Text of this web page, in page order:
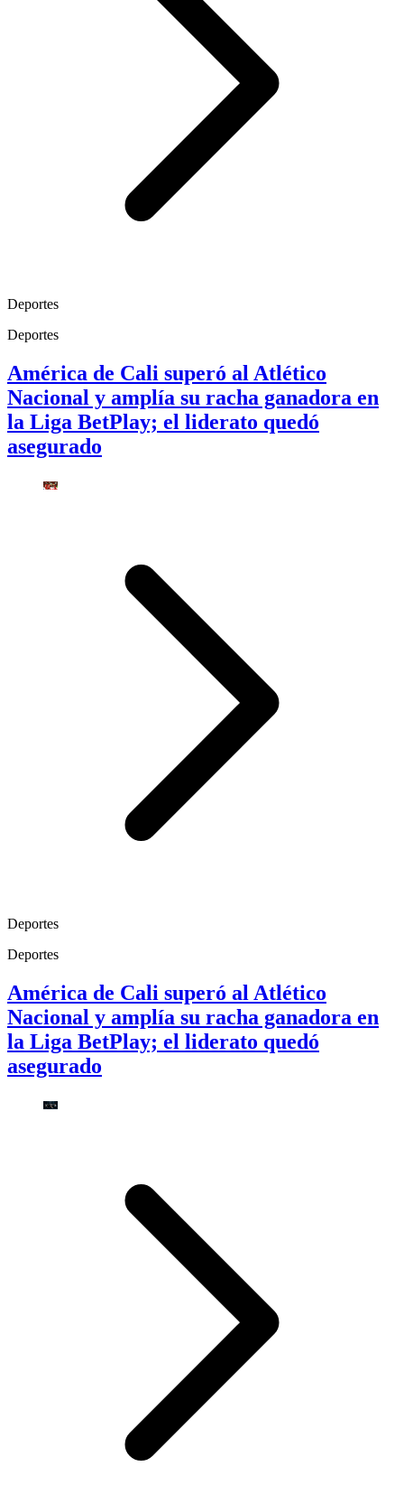
Deportes
Deportes
América de Cali superó al Atlético
Nacional y amplía su racha ganadora en
la Liga BetPlay; el liderato quedó
asegurado
Deportes
Deportes
América de Cali superó al Atlético
Nacional y amplía su racha ganadora en
la Liga BetPlay; el liderato quedó
asegurado